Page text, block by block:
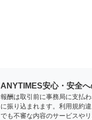
ANYTIMES安心・安全
報酬は取引前に事務局に支払
に振り込まれます。利用規約
でも不審な内容のサービスや